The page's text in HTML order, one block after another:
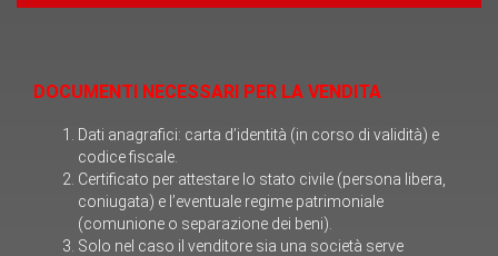
DOCUMENTI NECESSARI PER LA VENDITA
Dati anagrafici: carta d’identità (in corso di validità) e
codice fiscale.
Certificato per attestare lo stato civile (persona libera,
coniugata) e l’eventuale regime patrimoniale
(comunione o separazione dei beni).
Solo nel caso il venditore sia una società serve